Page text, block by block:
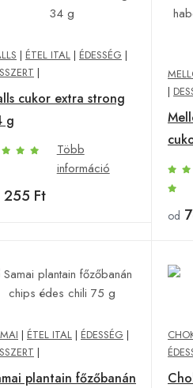
| ÉTEL ITAL | ÉDESSÉG |
|
cukor extra strong
g
Több
információ
255 Ft
|
od
| ÉTEL ITAL | ÉDESSÉG |
|
plantain főzőbanán